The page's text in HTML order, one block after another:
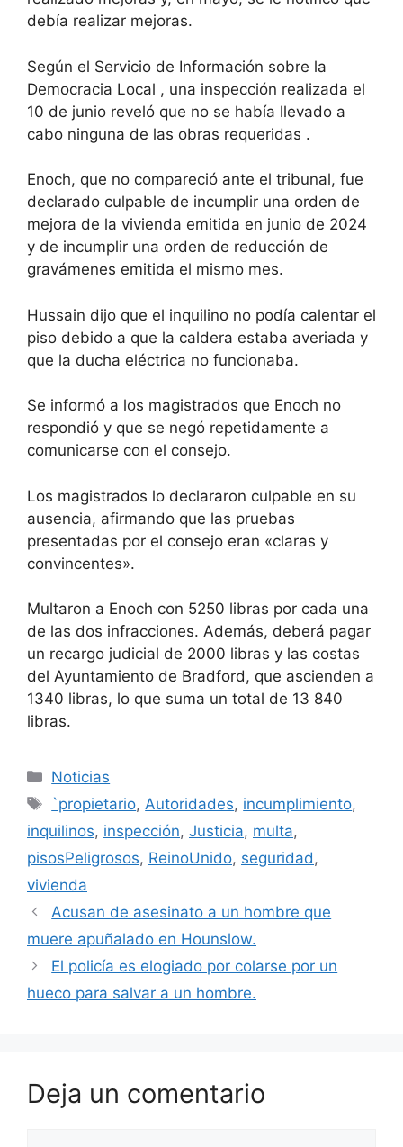
debía realizar mejoras.
Según el Servicio de Información sobre la
Democracia Local , una inspección realizada el
10 de junio reveló que no se había llevado a
cabo ninguna de las obras requeridas .
Enoch, que no compareció ante el tribunal, fue
declarado culpable de incumplir una orden de
mejora de la vivienda emitida en junio de 2024
y de incumplir una orden de reducción de
gravámenes emitida el mismo mes.
Hussain dijo que el inquilino no podía calentar el
piso debido a que la caldera estaba averiada y
que la ducha eléctrica no funcionaba.
Se informó a los magistrados que Enoch no
respondió y que se negó repetidamente a
comunicarse con el consejo.
Los magistrados lo declararon culpable en su
ausencia, afirmando que las pruebas
presentadas por el consejo eran «claras y
convincentes».
Multaron a Enoch con 5250 libras por cada una
de las dos infracciones. Además, deberá pagar
un recargo judicial de 2000 libras y las costas
del Ayuntamiento de Bradford, que ascienden a
1340 libras, lo que suma un total de 13 840
libras.
Categorías
Noticias
Etiquetas
`propietario,Autoridades, incumplimiento,
inquilinos, inspección, Justicia, multa,
pisosPeligrosos, ReinoUnido, seguridad,
vivienda
Acusan de asesinato a un hombre que
muere apuñalado en Hounslow.
El policía es elogiado por colarse por un
hueco para salvar a un hombre.
Deja un comentario